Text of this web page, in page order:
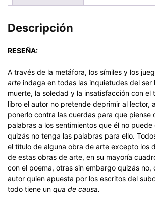
Descripción
RESEÑA:
A través de la metáfora, los símiles y los
arte indaga en todas las inquietudes del ser
muerte, la soledad y la insatisfacción con el
libro el autor no pretende deprimir al lector,
ponerlo contra las cuerdas para que piense
palabras a los sentimientos que él no
quizás no tenga las palabras para ello.
el título de alguna obra de arte excepto los
de estas obras de arte, en su mayoría
con el poema, otras sin embargo quizás no,
autor quien apuesta por los escritos del
todo tiene un qua de causa.